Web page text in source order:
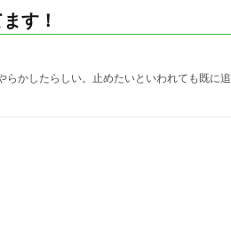
す！
らかしたらしい。止めたいといわれても既に追